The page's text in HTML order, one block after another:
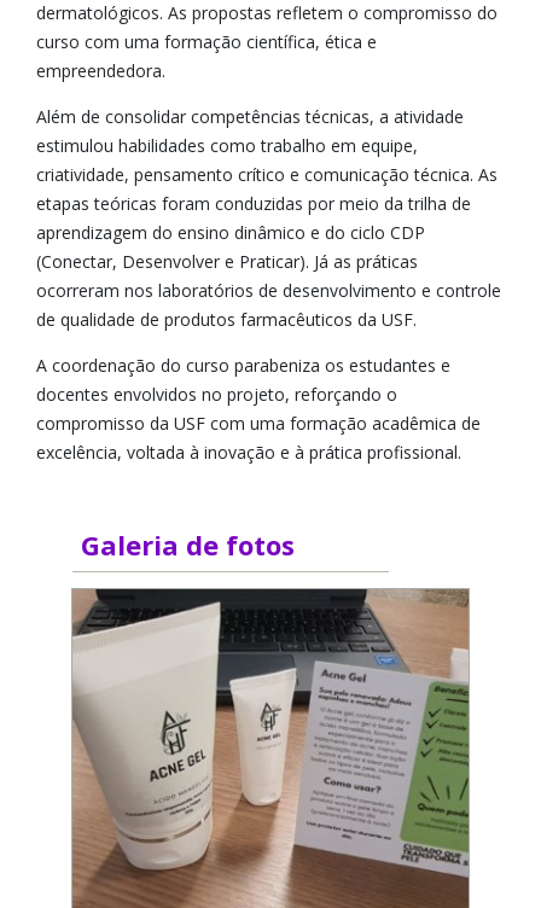
dermatológicos. As propostas refletem o compromisso do
curso com uma formação científica, ética e
empreendedora.
Além de consolidar competências técnicas, a atividade
estimulou habilidades como trabalho em equipe,
criatividade, pensamento crítico e comunicação técnica. As
etapas teóricas foram conduzidas por meio da trilha de
aprendizagem do ensino dinâmico e do ciclo CDP
(Conectar, Desenvolver e Praticar). Já as práticas
ocorreram nos laboratórios de desenvolvimento e controle
de qualidade de produtos farmacêuticos da USF.
A coordenação do curso parabeniza os estudantes e
docentes envolvidos no projeto, reforçando o
compromisso da USF com uma formação acadêmica de
excelência, voltada à inovação e à prática profissional.
Galeria de fotos